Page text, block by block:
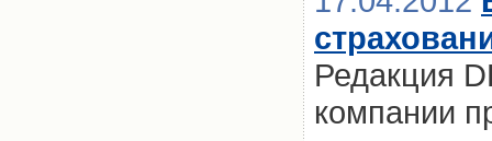
Редакция
компании